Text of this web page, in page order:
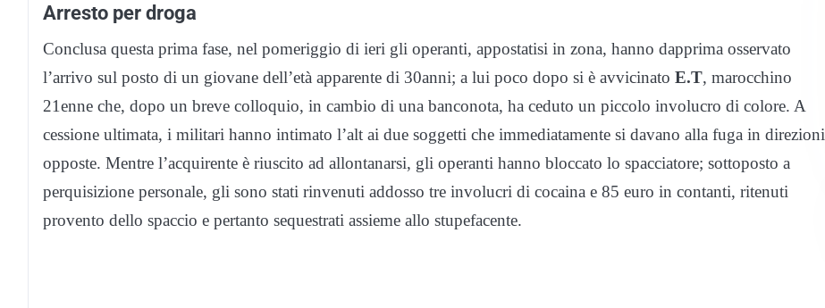
Arresto per droga
Conclusa questa prima fase, nel pomeriggio di ieri gli operanti, appostatisi in zona, hanno dapprima osservato
l’arrivo sul posto di un giovane dell’età apparente di 30anni; a lui poco dopo si è avvicinato E.T, marocchino
21enne che, dopo un breve colloquio, in cambio di una banconota, ha ceduto un piccolo involucro di colore. A
cessione ultimata, i militari hanno intimato l’alt ai due soggetti che immediatamente si davano alla fuga in direzioni
opposte. Mentre l’acquirente è riuscito ad allontanarsi, gli operanti hanno bloccato lo spacciatore; sottoposto a
perquisizione personale, gli sono stati rinvenuti addosso tre involucri di cocaina e 85 euro in contanti, ritenuti
provento dello spaccio e pertanto sequestrati assieme allo stupefacente.